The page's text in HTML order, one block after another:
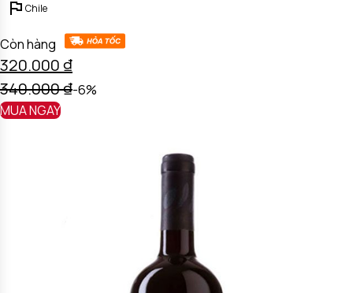
Chile
Còn hàng
320.000₫
340.000₫-6%
MUA NGAY